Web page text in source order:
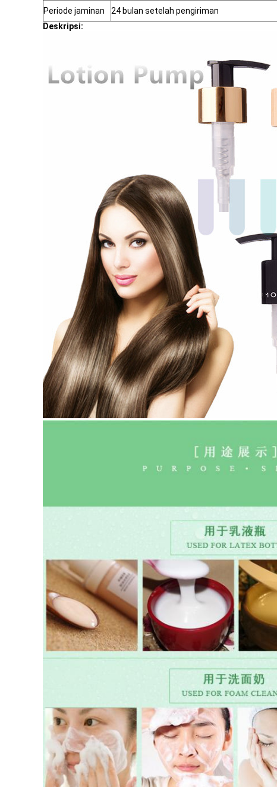
Periode jaminan
24 bulan setelah pengiriman
Deskripsi: